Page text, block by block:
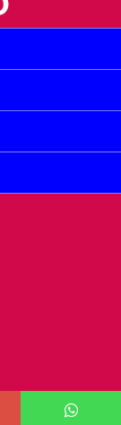
Aviso de Privacidad